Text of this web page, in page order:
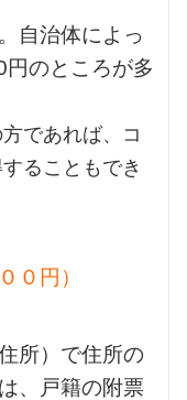
自治体によっ
のところが多
であれば、コ
ることもでき
０円）
所）で住所の
、戸籍の附票